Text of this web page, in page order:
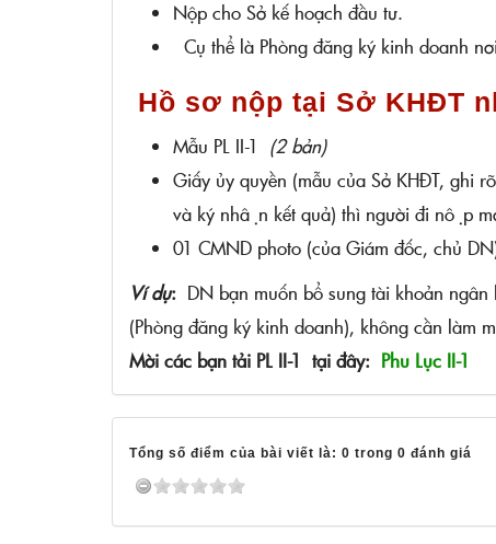
Nộp cho Sở kế hoạch đầu tư.
Cụ thể là Phòng đăng ký kinh doanh
Hồ sơ nộp tại Sở KHĐT
Mẫu PL II-1 (2 bản)
Giấy ủy quyền (mẫu của Sở KHĐT, ghi
và ký nhận kết quả) thì người đi nộp
01 CMND photo (của Giám đốc, chủ
Ví dụ: DN bạn muốn bổ sung tài khoản
(Phòng đăng ký kinh doanh), không cần làm
Mời các bạn tải PL II-1 tại đây: Phu Lục II-1
Tổng số điểm của bài viết là: 0 trong 0 đánh giá